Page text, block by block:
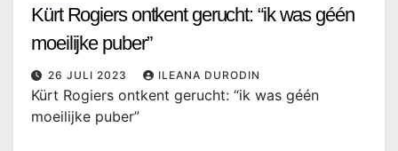
Kürt Rogiers ontkent gerucht: “ik was géén
moeilijke puber”
26 JULI 2023 ILEANA DURODIN
Kürt Rogiers ontkent gerucht: “ik was géén
moeilijke puber”